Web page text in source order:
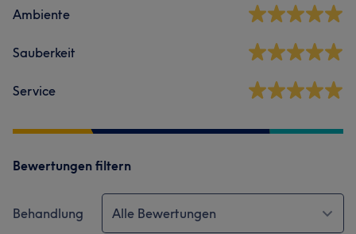
Ambiente
Sauberkeit
Service
Bewertungen filtern
Behandlung Alle Bewertungen